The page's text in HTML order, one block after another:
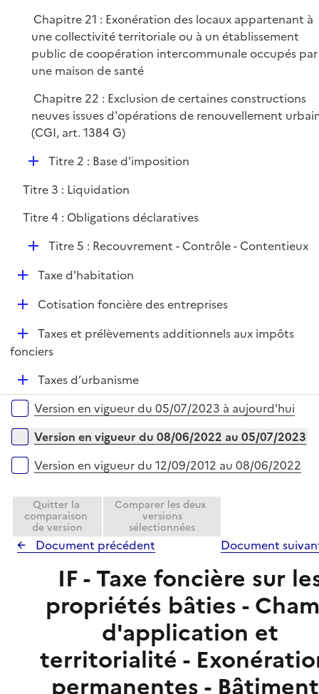
Chapitre 21 : Exonération des locaux appartenant à
une collectivité territoriale ou à un établissement
public de coopération intercommunale occupés par
une maison de santé
Chapitre 22 : Exclusion de certaines constructions
neuves issues d'opérations de renouvellement
(CGI, art. 1384 G)
D
p
l
Titre 2 : Base d'imposition
Titre 3 : Liquidation
Titre 4 : Obligations déclaratives
D
p
l
i
e
r
Titre 5 : Recouvrement - Contrôle - Contentieux
D
e
Taxe d'habitation
D
l
r
Cotisation foncière des entreprises
D
é
e
r
Taxes et prélèvements additionnels aux impôts
fonciers
D
é
p
e
Taxes d’urbanisme
Versions sur la période
Version en vigueur du 05/07/2023 à aujourd'hui
Version en vigueur du 08/06/2022 au 05/07/2023
Version en vigueur du 12/09/2012 au 08/06/2022
Quitter la
comparaison
de version
Comparer les deux
versions
sélectionnées
Document précédent Document
IF - Taxe foncière sur
propriétés bâties -
d'application et
territorialité -
permanentes -